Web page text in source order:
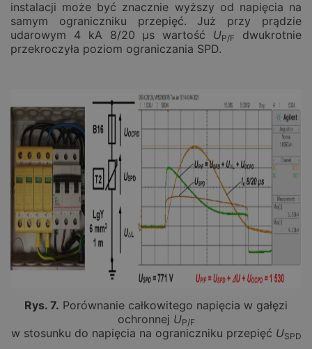
instalacji może być znacznie wyższy od napięcia na
samym ograniczniku przepięć. Już przy prądzie
udarowym 4 kA 8/20 µs wartość UP/F
dwukrotnie
przekroczyła poziom ograniczania SPD.
Rys. 7. Porównanie całkowitego napięcia w gałęzi
ochronnej UP/F
w stosunku do napięcia na ograniczniku przepięć USPD